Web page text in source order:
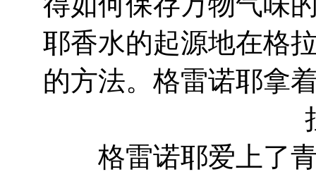
耶香水的起源地在格
的方法。格雷诺耶拿
格雷诺耶爱上了青